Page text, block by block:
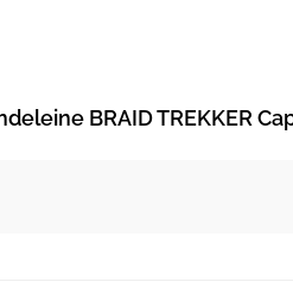
BRAID TREKKER